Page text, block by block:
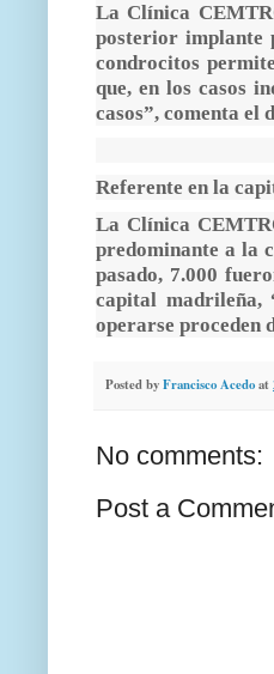
La Clínica
posterior implante
condrocitos
que, en los casos
casos”, comenta el
Referente en la
La Clínica
predominante a la
pasado, 7.000
capital madrileña,
operarse proceden
Posted byFrancisco Acedoat
No comments:
Post a